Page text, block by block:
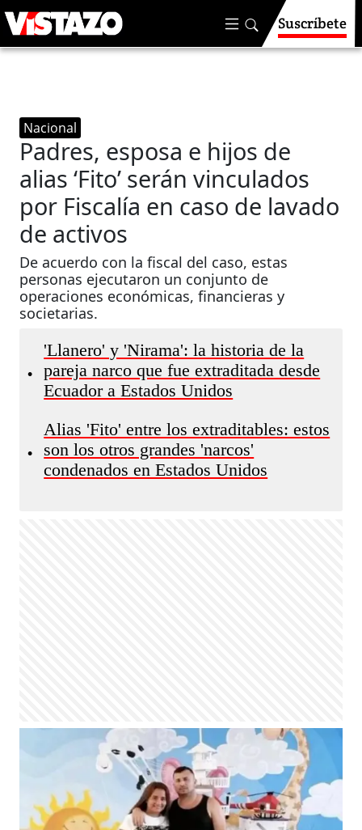
Suscríbete
Nacional
Padres, esposa e hijos de
alias ‘Fito’ serán vinculados
por Fiscalía en caso de lavado
de activos
De acuerdo con la fiscal del caso, estas
personas ejecutaron un conjunto de
operaciones económicas, financieras y
societarias.
•
'Llanero' y 'Nirama': la historia de la
pareja narco que fue extraditada desde
Ecuador a Estados Unidos
•
Alias 'Fito' entre los extraditables: estos
son los otros grandes 'narcos'
condenados en Estados Unidos